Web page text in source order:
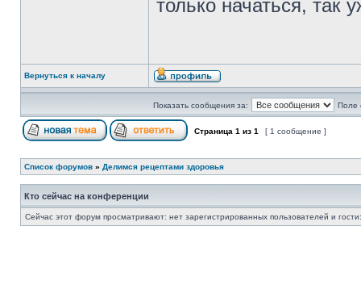
только начаться, так
Вернуться к началу
Показать сообщения за: Поле
Страница 1 из 1 [ 1 сообщение ]
Список форумов » Делимся рецептами здоровья
Кто сейчас на конференции
Сейчас этот форум просматривают: нет зарегистрированных пользователей и